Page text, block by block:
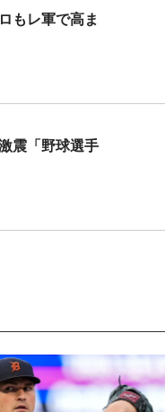
もレ軍で高ま
震「野球選手